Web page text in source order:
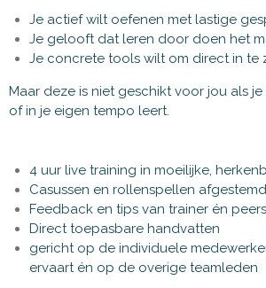
Je actief wilt oefenen met lastige
Je gelooft dat leren door doen het
Je concrete tools wilt om direct in te
Maar deze is niet geschikt voor jou als je
of in je eigen tempo leert.
4 uur live training in moeilijke,
Casussen en rollenspellen
Feedback en tips van trainer én peers.
Direct toepasbare handvatten
gericht op de individuele
ervaart én op de overige teamleden